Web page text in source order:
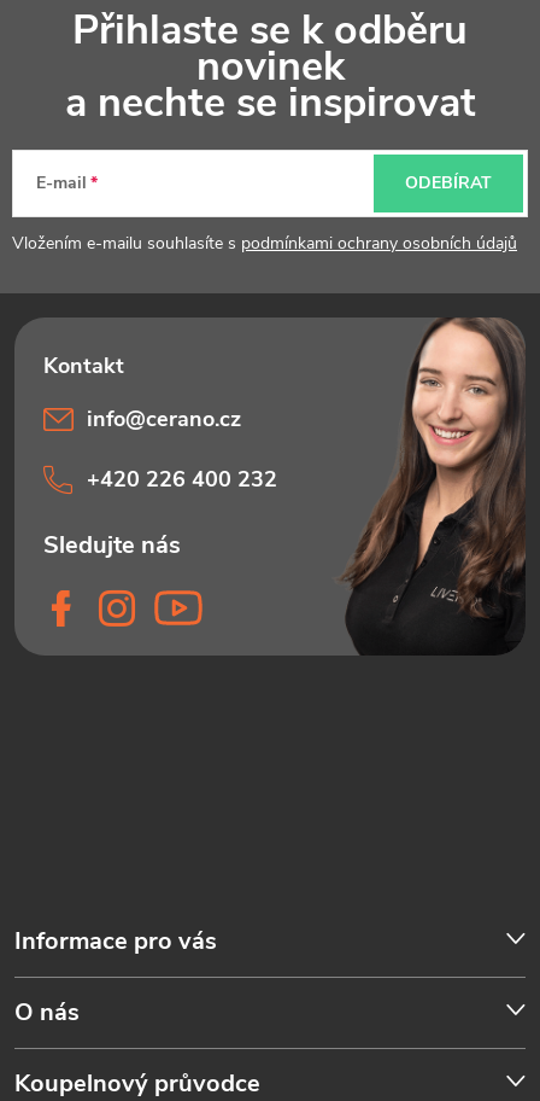
a
Přihlaste se k odběru
novinek
a nechte se inspirovat
E-mail
Vložením e-mailu souhlasíte s podmínkami ochrany osobních údajů
ODEBÍRAT
Informace pro vás
O nás
Koupelnový průvodce
info@cerano.cz
+420 226 400 232